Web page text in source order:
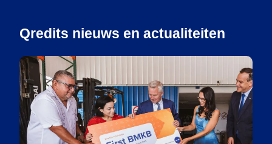
Qredits nieuws en actualiteiten